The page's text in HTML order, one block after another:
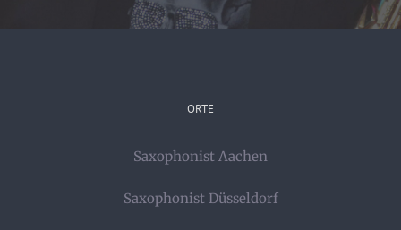
ORTE
Saxophonist Aachen
Saxophonist Düsseldorf